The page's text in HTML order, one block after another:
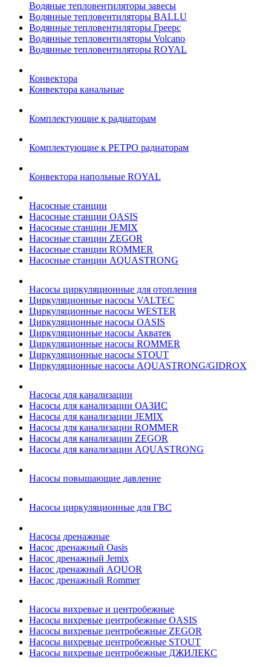
Водяные тепловентиляторы завесы
Водянные тепловентиляторы BALLU
Водянные тепловентиляторы Греерс
Водянные тепловентиляторы Volcano
Водянные тепловентиляторы ROYAL
Конвектора
Конвектора канальные
Комплектующие к радиаторам
Комплектующие к РЕТРО радиаторам
Конвектора напольные ROYAL
Насосные станции
Насосные станции OASIS
Насосные станции JEMIX
Насосные станции ZEGOR
Насосные станции ROMMER
Насосные станции AQUASTRONG
Насосы циркуляционные для отопления
Циркуляционные насосы VALTEC
Циркуляционные насосы WESTER
Циркуляционные насосы OASIS
Циркуляционные насосы Акватек
Циркуляционные насосы ROMMER
Циркуляционные насосы STOUT
Циркуляционные насосы AQUASTRONG/GIDROX
Насосы для канализации
Насосы для канализации ОАЗИС
Насосы для канализации JEMIX
Насосы для канализации ROMMER
Насосы для канализации ZEGOR
Насосы для канализации AQUASTRONG
Насосы повышающие давление
Насосы циркуляционные для ГВС
Насосы дренажные
Насос дренажный Oasis
Насос дренажный Jemix
Насос дренажный AQUOR
Насос дренажный Rommer
Насосы вихревые и центробежные
Насосы вихревые центробежные OASIS
Насосы вихревые центробежные ZEGOR
Насосы вихревые центробежные STOUT
Насосы вихревые центробежные ДЖИЛЕКС